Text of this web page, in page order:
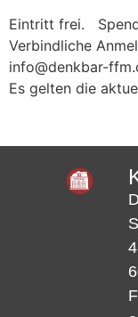
Eintritt frei.
Verbindliche
info@denkbar-
Es gelten die